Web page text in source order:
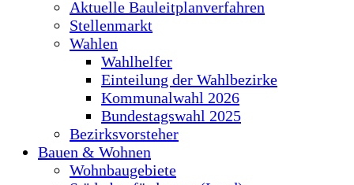
Aktuelle Bauleitplanverfahren
Stellenmarkt
Wahlen
Wahlhelfer
Einteilung der Wahlbezirke
Kommunalwahl 2026
Bundestagswahl 2025
Bezirksvorsteher
Bauen & Wohnen
Wohnbaugebiete